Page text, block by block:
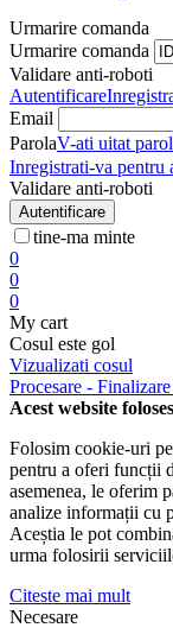
Urmarire comanda
Urmarire comanda
Validare anti-roboti
Autentificare
Email
ParolaV-ati uitat
Inregistrati-va pentru
Validare anti-roboti
Autentificare
tine-ma minte
0
0
0
My cart
Cosul este gol
Vizualizati cosul
Procesare -
Acest website
Folosim cookie-uri
pentru a oferi funcții
asemenea, le oferim
analize informații cu
Aceștia le pot
urma folosirii
Citeste mai mult
Necesare